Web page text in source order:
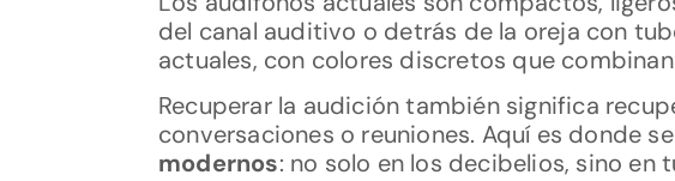
del canal auditivo o detrás de la oreja con
actuales, con colores discretos que
Recuperar la audición también significa
conversaciones o reuniones. Aquí es donde
modernos: no solo en los decibelios, sino